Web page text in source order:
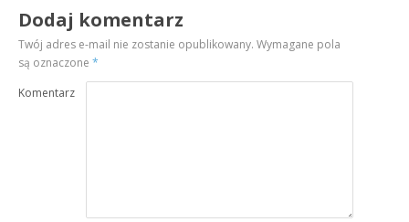
Dodaj komentarz
Twój adres e-mail nie zostanie opublikowany. Wymagane pola
są oznaczone*
Komentarz